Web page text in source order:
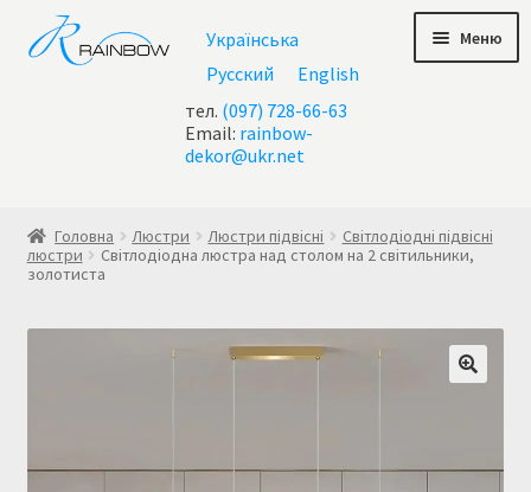
Перейти
до
навігації
Перейти
до
контенту
Українська
Русский
English
тел. (097) 728-66-63
Email: rainbow-
dekor@ukr.net
Меню
Checkout
test geo ip
Головна Люстри Люстри підвісні
Світлодіодні підвісні
люстри
Світлодіодна люстра над столом на 2 світильники,
золотиста